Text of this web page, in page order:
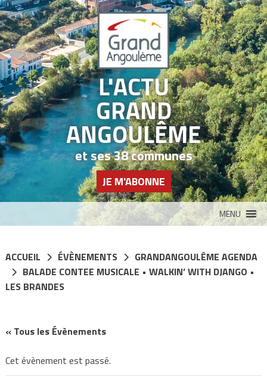
L'ACTU
GRAND
ANGOULÊME
et ses 38 communes
JE M'ABONNE
MENU
ACCUEIL ÉVÈNEMENTS
GRANDANGOULÊME AGENDA
BALADE CONTEE MUSICALE • WALKIN’ WITH DJANGO •
LES BRANDES
« Tous les Évènements
Cet évènement est passé.
Panneau de gestion des cookies